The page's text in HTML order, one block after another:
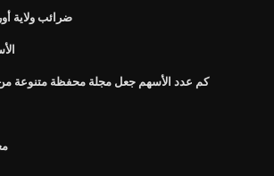
ضرائب ولاية
كم عدد الأسهم جعل مجلة محفظة متنوعة من